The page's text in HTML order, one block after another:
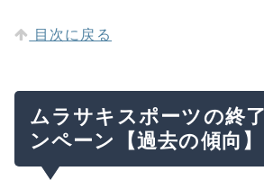
目次に戻る
ムラサキスポーツの終
ンペーン【過去の傾向】